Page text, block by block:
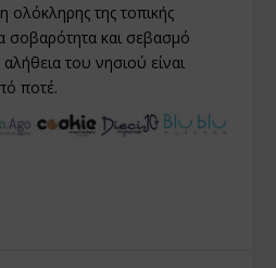
της τοπικής
σοβαρότητα και σεβασμό
του νησιού είναι
ποτέ.